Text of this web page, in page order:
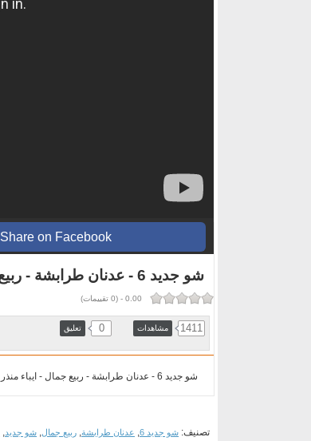
Share on Facebook
شو جديد 6 - عدنان طرابشة - ربيع جمال - ايباء منذر
0.00
-
(
0 تقييمات)
1411 مشاهدات 0 تعليق
شو جديد 6 - عدنان طرابشة - ربيع جمال - ايباء منذر
تصنيف: شو جديد 6 , عدنان طرابشة, ربيع جمال, شو جديد,